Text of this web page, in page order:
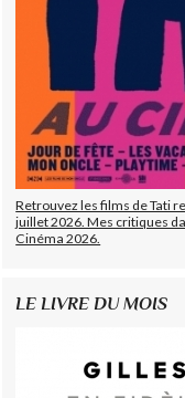
Retrouvez les films de Tati
juillet 2026. Mes critiques
Cinéma 2026.
LE LIVRE DU MOIS